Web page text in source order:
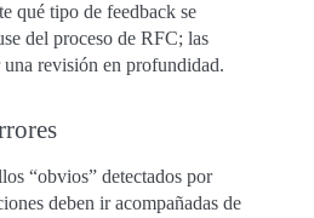
qué tipo de feedback se
del proceso de RFC; las
revisión en profundidad.
“obvios” detectados por
deben ir acompañadas de